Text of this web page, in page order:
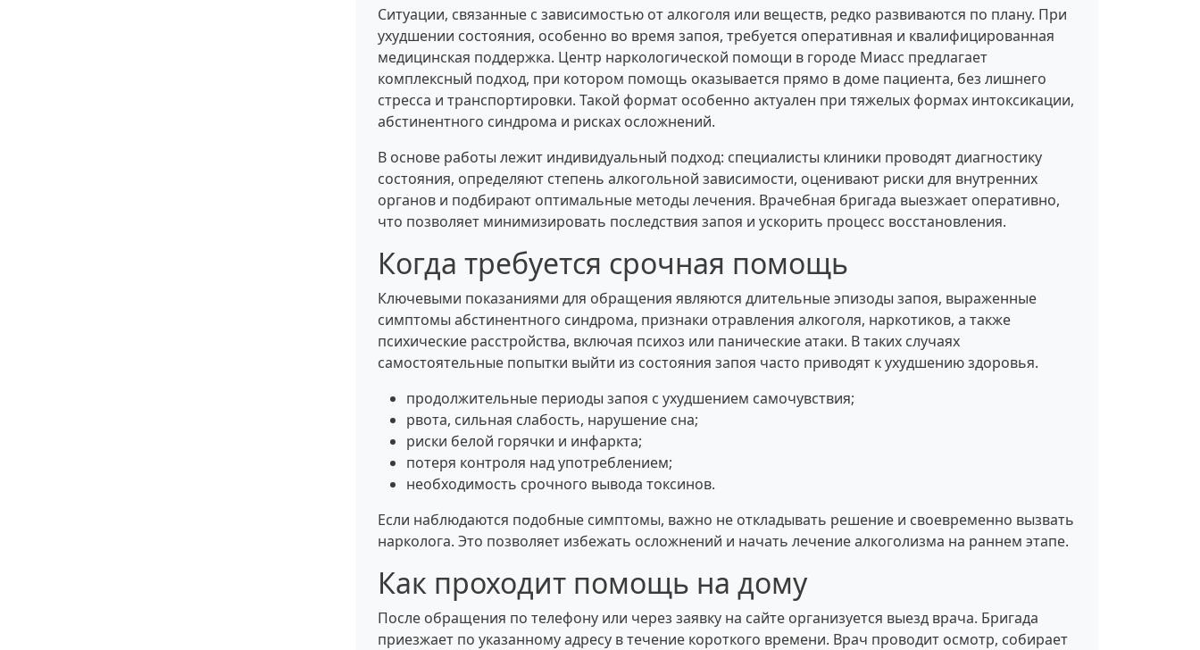
Ситуации, связанные с зависимостью от алкоголя или веществ, редко развиваются по плану. При
ухудшении состояния, особенно во время запоя, требуется оперативная и квалифицированная
медицинская поддержка. Центр наркологической помощи в городе Миасс предлагает
комплексный подход, при котором помощь оказывается прямо в доме пациента, без лишнего
стресса и транспортировки. Такой формат особенно актуален при тяжелых формах интоксикации,
абстинентного синдрома и рисках осложнений.
В основе работы лежит индивидуальный подход: специалисты клиники проводят диагностику
состояния, определяют степень алкогольной зависимости, оценивают риски для внутренних
органов и подбирают оптимальные методы лечения. Врачебная бригада выезжает оперативно,
что позволяет минимизировать последствия запоя и ускорить процесс восстановления.
Когда требуется срочная помощь
Ключевыми показаниями для обращения являются длительные эпизоды запоя, выраженные
симптомы абстинентного синдрома, признаки отравления алкоголя, наркотиков, а также
психические расстройства, включая психоз или панические атаки. В таких случаях
самостоятельные попытки выйти из состояния запоя часто приводят к ухудшению здоровья.
продолжительные периоды запоя с ухудшением самочувствия;
рвота, сильная слабость, нарушение сна;
риски белой горячки и инфаркта;
потеря контроля над употреблением;
необходимость срочного вывода токсинов.
Если наблюдаются подобные симптомы, важно не откладывать решение и своевременно вызвать
нарколога. Это позволяет избежать осложнений и начать лечение алкоголизма на раннем этапе.
Как проходит помощь на дому
После обращения по телефону или через заявку на сайте организуется выезд врача. Бригада
приезжает по указанному адресу в течение короткого времени. Врач проводит осмотр, собирает